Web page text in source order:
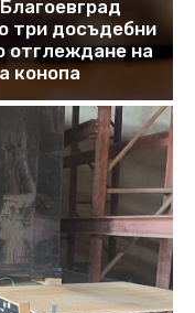
три досъдебни
отглеждане на
конопа